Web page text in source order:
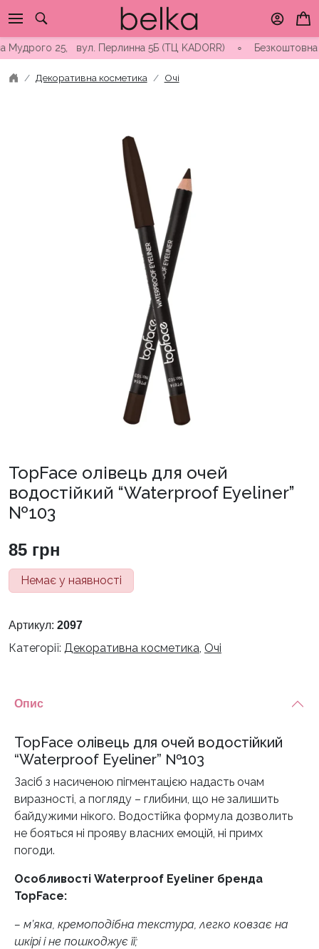
to
content25, вул. Перлинна 5Б (ТЦ KADORR) ∘ Безкоштовна
Декоративна косметика Очі
TopFace олівець для очей
водостійкий “Waterproof Eyeliner”
№103
85 грн
Немає у наявності
Артикул: 2097
Категорії: Декоративна косметика, Очі
Опис
TopFace олівець для очей водостійкий
“Waterproof Eyeliner” №103
Засіб з насиченою пігментацією надасть очам
виразності, а погляду – глибини, що не залишить
байдужими нікого. Водостійка формула дозволить
не бояться ні прояву власних емоцій, ні примх
погоди.
Особливості Waterproof Eyeliner бренда
TopFace:
– м’яка, кремоподібна текстура, легко ковзає на
шкірі і не пошкоджує її;